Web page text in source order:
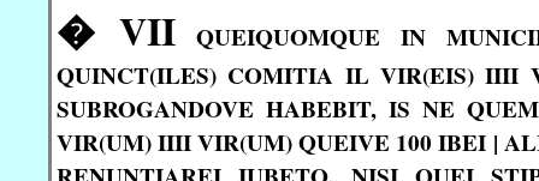
� VII
QUEIQUOMQUE IN
QUINCT(ILES) COMITIA IL VIR(EIS) IIII
SUBROGANDOVE HABEBIT, IS NE
VIR(UM) IIII VIR(UM) QUEIVE 100 IBEI |